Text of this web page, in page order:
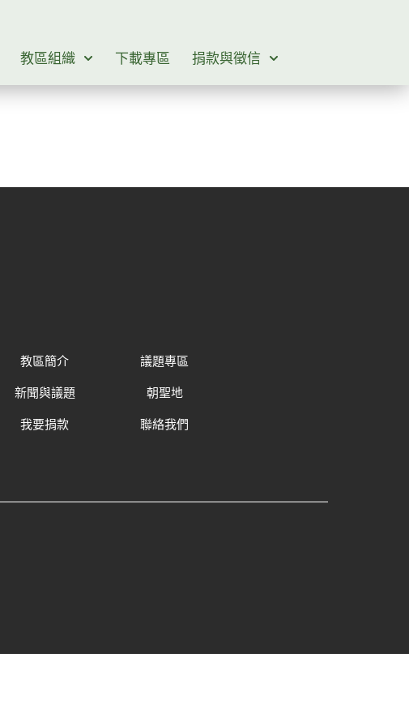
教區組織 下載專區 捐款與徵信
教區簡介 議題專區
新聞與議題 朝聖地
我要捐款 聯絡我們